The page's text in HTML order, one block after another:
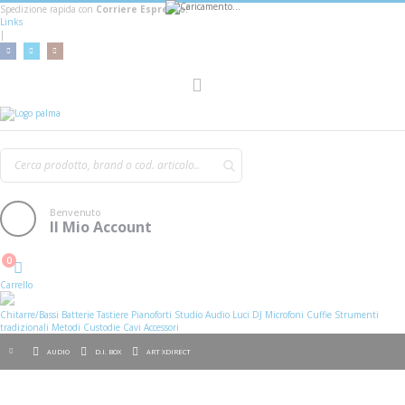
Spedizione rapida con Corriere Espresso!
Links
|
Benvenuto
Il Mio Account
Cart
0
Carrello
Chitarre/Bassi Batterie Tastiere Pianoforti Studio Audio Luci DJ Microfoni Cuffie Strumenti
tradizionali Metodi Custodie Cavi Accessori
AUDIO D.I. BOX ART XDIRECT